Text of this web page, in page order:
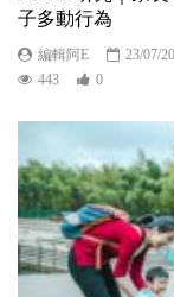
子多動行為
編輯阿E
23/07/
443
0